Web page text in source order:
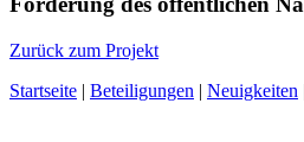
Zurück zum Projekt
Startseite | Beteiligungen | Neuigkeiten